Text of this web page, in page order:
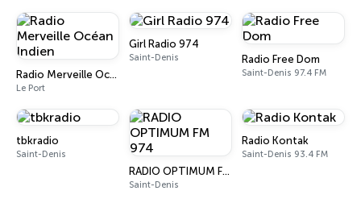
Radio Merveille Océan Indien
Le Port
Girl Radio 974
Saint-Denis Radio Free Dom
Saint-Denis 97.4 FM
tbkradio
Saint-Denis
RADIO OPTIMUM FM 974
Saint-Denis
Radio Kontak
Saint-Denis 93.4 FM